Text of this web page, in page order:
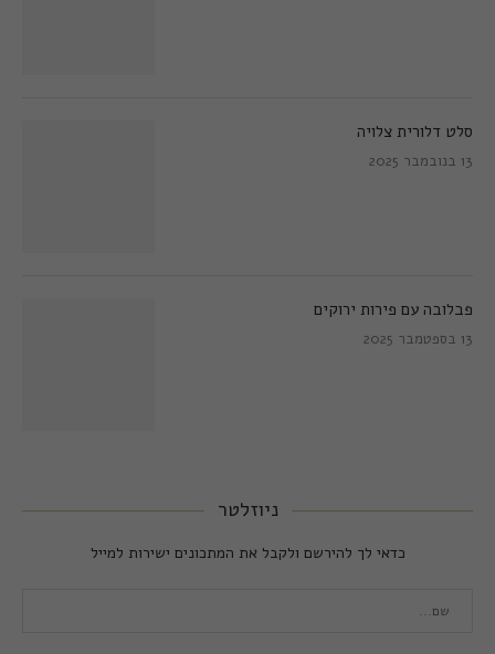
סלט דלורית צלויה
13 בנובמבר 2025
פבלובה עם פירות ירוקים
13 בספטמבר 2025
ניוזלטר
כדאי לך להירשם ולקבל את המתכונים ישירות למייל